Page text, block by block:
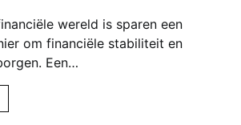
wereld is sparen een
om financiële stabiliteit en
Een…